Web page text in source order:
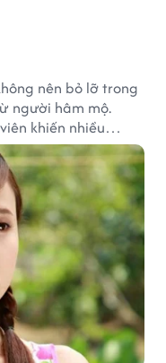
nên bỏ lỡ trong
người hâm mộ.
khiến nhiều
trình sự nghiệp và